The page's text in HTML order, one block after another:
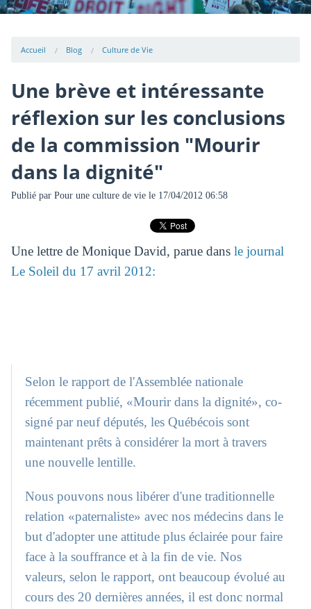
Accueil Blog Culture de Vie
Une brève et intéressante
réflexion sur les conclusions
de la commission "Mourir
dans la dignité"
Publié par Pour une culture de viele 17/04/2012 06:58
Une lettre de Monique David, parue dans le journal
Le Soleil du 17 avril 2012:
Selon le rapport de l'Assemblée nationale
récemment publié, «Mourir dans la dignité», co-
signé par neuf députés, les Québécois sont
maintenant prêts à considérer la mort à travers
une nouvelle lentille.
Nous pouvons nous libérer d'une traditionnelle
relation «paternaliste» avec nos médecins dans le
but d'adopter une attitude plus éclairée pour faire
face à la souffrance et à la fin de vie. Nos
valeurs, selon le rapport, ont beaucoup évolué au
cours des 20 dernières années, il est donc normal